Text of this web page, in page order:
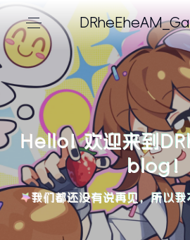
Hello! 欢迎来到
blog！
我们都还没有说再见，所以